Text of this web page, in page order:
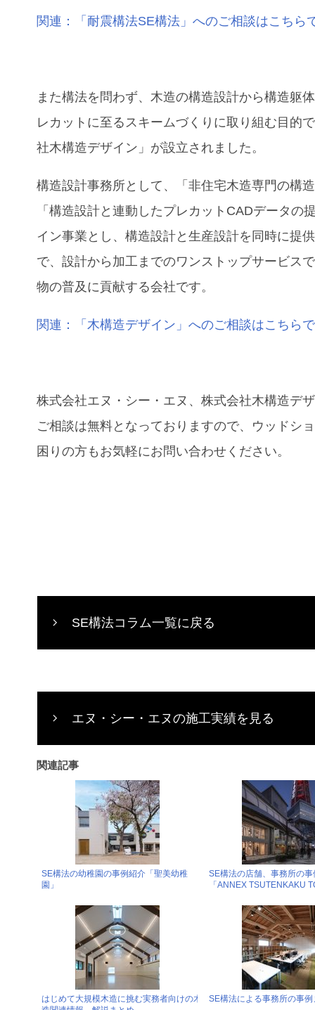
関連：「耐震構法SE構法」へのご相談はこちら
また構法を問わず、木造の構造設計から構造躯
レカットに至るスキームづくりに取り組む目的
社木構造デザイン」が設立されました。
構造設計事務所として、「⾮住宅⽊造専⾨の構
「構造設計と連動したプレカットCADデータの
イン事業とし、構造設計と⽣産設計を同時に提
で、設計から加工までのワンストップサービス
物の普及に貢献する会社です。
関連：「木構造デザイン」へのご相談はこちら
株式会社エヌ・シー・エヌ、株式会社木構造デ
ご相談は無料となっておりますので、ウッドシ
困りの方もお気軽にお問い合わせください。
SE構法コラム一覧に戻る
エヌ・シー・エヌの施工実績を見る
関連記事
SE構法の幼稚園の事例紹介「聖美幼稚
園」
SE構法の店舗、事務所の事
「ANNEX TSUTENKAKU
はじめて大規模木造に挑む実務者向けの木
SE構法による事務所の事例